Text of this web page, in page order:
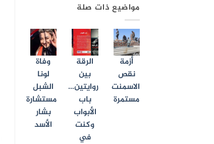
مواضيع ذات صلة
أزمة
نقص
الاسمنت
مستمرة
الرقة
بين
روايتين…
باب
الأبواب
وكنت
في
وفاة
لونا
الشبل
مستشارة
بشار
الأسد